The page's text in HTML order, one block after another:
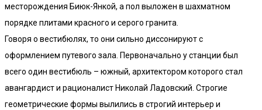
месторождения Биюк-Янкой, а пол выложен в шахматном
порядке плитами красного и серого гранита.
Говоря о вестибюлях, то они сильно диссонируют с
оформлением путевого зала. Первоначально у станции был
всего один вестибюль – южный, архитектором которого стал
авангардист и рационалист Николай Ладовский. Строгие
геометрические формы вылились в строгий интерьер и